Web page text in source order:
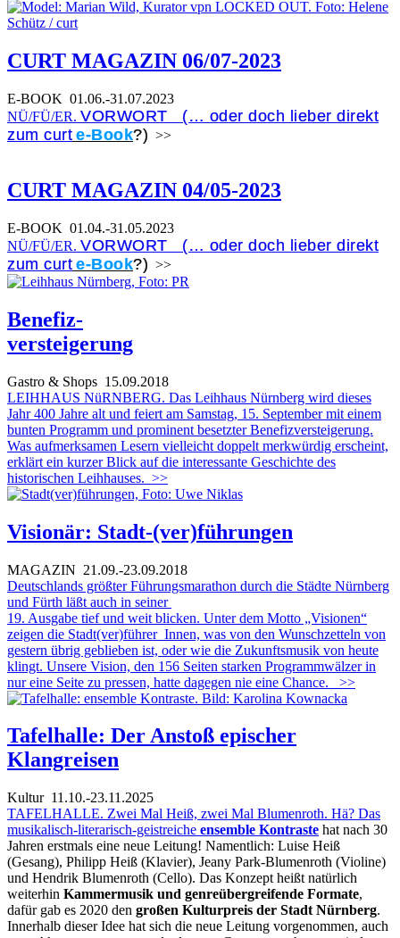
CURT MAGAZIN 06/07-2023
E-BOOK 01.06.-31.07.2023
NÜ/FÜ/ER. VORWORT (… oder doch lieber direkt
zum curt e-Book?) >>
CURT MAGAZIN 04/05-2023
E-BOOK 01.04.-31.05.2023
NÜ/FÜ/ER. VORWORT (… oder doch lieber direkt
zum curt e-Book?) >>
Benefiz-
versteigerung
Gastro & Shops 15.09.2018
LEIHHAUS NüRNBERG. Das Leihhaus Nürnberg wird dieses
Jahr 400 Jahre alt und feiert am Samstag, 15. September mit einem
bunten Programm und prominent besetzter Benefizversteigerung.
Was aufmerksamen Lesern vielleicht doppelt merkwürdig erscheint,
erklärt ein kurzer Blick auf die interessante Geschichte des
historischen Leihhauses. >>
Visionär: Stadt-(ver)führungen
MAGAZIN 21.09.-23.09.2018
Deutschlands größter Führungsmarathon durch die Städte Nürnberg
und Fürth läßt auch in seiner
19. Ausgabe tief und weit blicken. Unter dem Motto „Visionen“
zeigen die Stadt(ver)führer_Innen, was von den Wunschzetteln von
gestern übrig geblieben ist, oder wie die Zukunftsmusik von heute
klingt. Unsere Vision, den 156 Seiten starken Programmwälzer in
nur eine Seite zu pressen, hatte dagegen nie eine Chance.
>>
Tafelhalle: Der Anstoß epischer
Klangreisen
Kultur11.10.-23.11.2025
TAFELHALLE. Zwei Mal Heiß, zwei Mal Blumenroth. Hä? Das
musikalisch-literarisch-geistreiche ensemble Kontraste hat nach 30
Jahren erstmals eine neue Leitung! Namentlich: Luise Heiß
(Gesang), Philipp Heiß (Klavier), Jeany Park-Blumenroth (Violine)
und Hendrik Blumenroth (Cello). Das Konzept heißt natürlich
weiterhin Kammermusik und genreübergreifende Formate,
dafür gab es 2020 den großen Kulturpreis der Stadt Nürnberg.
Innerhalb dieser Idee hat sich die neue Leitung vorgenommen, auch